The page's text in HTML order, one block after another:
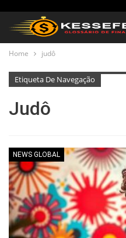
Home judô
Etiqueta De Navegação
Judô
NEWS GLOBAL